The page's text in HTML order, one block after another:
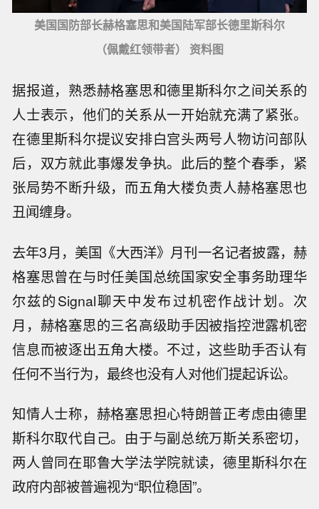
美国国防部长赫格塞思和美国陆军部长德里斯科尔
（佩戴红领带者） 资料图
据报道，熟悉赫格塞思和德里斯科尔之间关系的
人士表示，他们的关系从一开始就充满了紧张。
在德里斯科尔提议安排白宫头两号人物访问部队
后，双方就此事爆发争执。此后的整个春季，紧
张局势不断升级，而五角大楼负责人赫格塞思也
丑闻缠身。
去年3月，美国《大西洋》月刊一名记者披露，赫
格塞思曾在与时任美国总统国家安全事务助理华
尔兹的Signal聊天中发布过机密作战计划。次
月，赫格塞思的三名高级助手因被指控泄露机密
信息而被逐出五角大楼。不过，这些助手否认有
任何不当行为，最终也没有人对他们提起诉讼。
知情人士称，赫格塞思担心特朗普正考虑由德里
斯科尔取代自己。由于与副总统万斯关系密切，
两人曾同在耶鲁大学法学院就读，德里斯科尔在
政府内部被普遍视为“职位稳固”。